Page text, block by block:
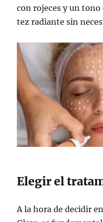
con rojeces y un tono
tez radiante sin
Elegir el
A la hora de decidir